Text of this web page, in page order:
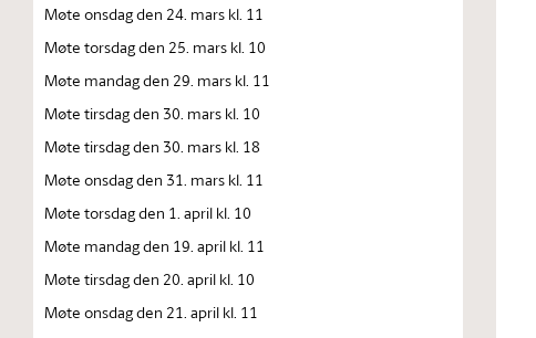
Møte onsdag den 24. mars kl. 11
Møte torsdag den 25. mars kl. 10
Møte mandag den 29. mars kl. 11
Møte tirsdag den 30. mars kl. 10
Møte tirsdag den 30. mars kl. 18
Møte onsdag den 31. mars kl. 11
Møte torsdag den 1. april kl. 10
Møte mandag den 19. april kl. 11
Møte tirsdag den 20. april kl. 10
Møte onsdag den 21. april kl. 11